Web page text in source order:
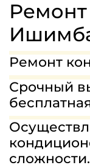
МАСТЕРА
ГАРАНТИИ
СТОИМОСТЬ
ОТЗЫВЫ
8(963)454-
ЗАДАТЬ
Ремонт
Срочный
сложности.